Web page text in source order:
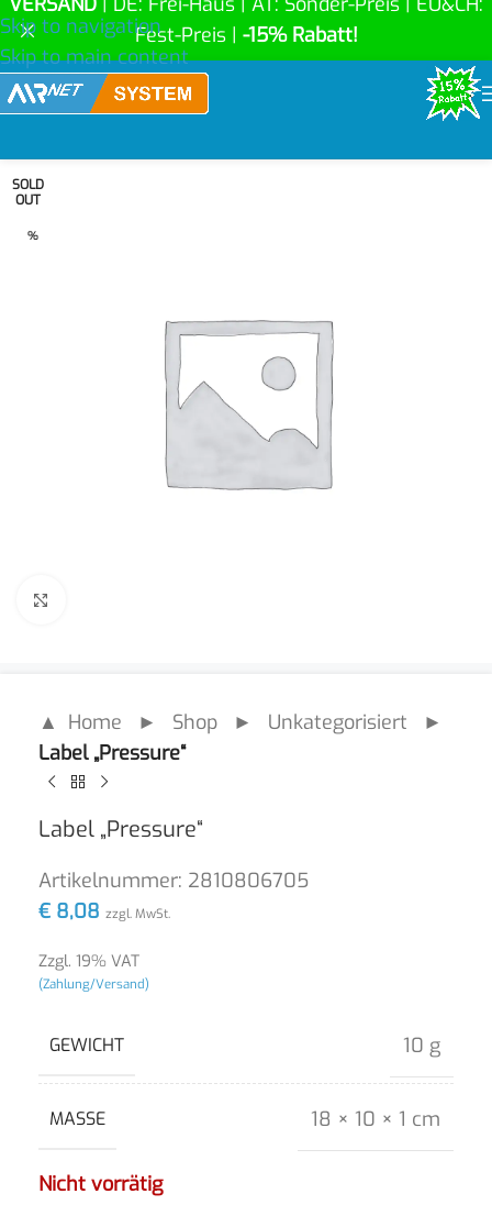
Skip to navigation
Skip to main content
Fest-Preis | -15% Rabatt!
SOLD
OUT
%
▲ Home ► Shop ► Unkategorisiert ►
Label „Pressure“
Label „Pressure“
Artikelnummer: 2810806705
€ 8,08 zzgl. MwSt.
Zzgl. 19% VAT
(Zahlung/Versand)
GEWICHT 10 g
MASSE 18 × 10 × 1 cm
Nicht vorrätig